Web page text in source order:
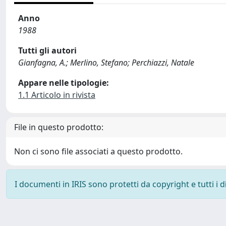
Anno
1988
Tutti gli autori
Gianfagna, A.; Merlino, Stefano; Perchiazzi, Natale
Appare nelle tipologie:
1.1 Articolo in rivista
File in questo prodotto:
Non ci sono file associati a questo prodotto.
I documenti in IRIS sono protetti da copyright e tutti i